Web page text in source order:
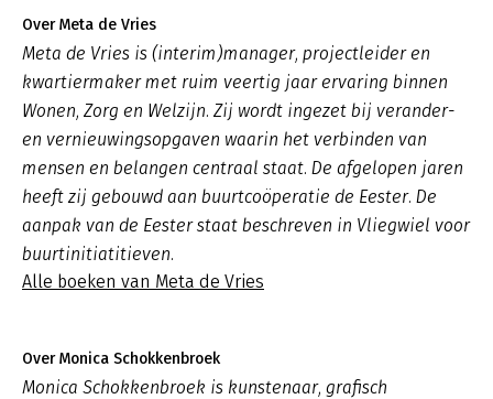
Over Meta de Vries
Meta de Vries is (interim)manager, projectleider en
kwartiermaker met ruim veertig jaar ervaring binnen
Wonen, Zorg en Welzijn. Zij wordt ingezet bij verander-
en vernieuwingsopgaven waarin het verbinden van
mensen en belangen centraal staat. De afgelopen jaren
heeft zij gebouwd aan buurtcoöperatie de Eester. De
aanpak van de Eester staat beschreven in Vliegwiel voor
buurtinitiatitieven.
Alle boeken van Meta de Vries
Over Monica Schokkenbroek
Monica Schokkenbroek is kunstenaar, grafisch